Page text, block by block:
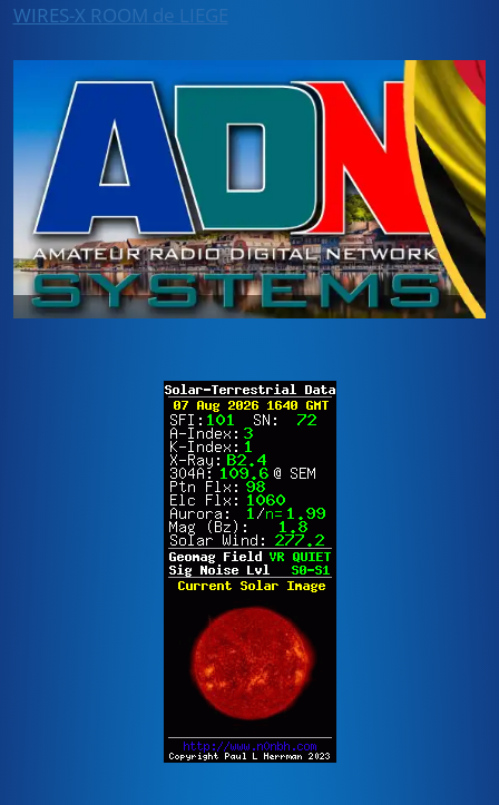
WIRES-X ROOM de LIEGE